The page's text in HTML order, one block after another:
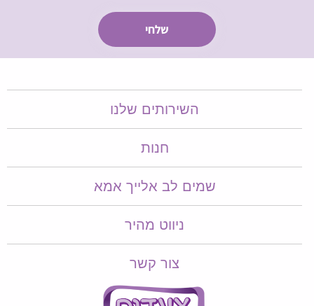
השירותים שלנו
חנות
שמים לב אלייך אמא​​
ניווט מהיר
צור קשר